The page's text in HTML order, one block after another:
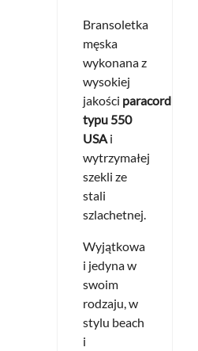
Bransoletka
męska
wykonana z
wysokiej
jakości paracordu
typu 550
USA i
wytrzymałej
szekli ze
stali
szlachetnej.
Wyjątkowa
i jedyna w
swoim
rodzaju, w
stylu beach
i